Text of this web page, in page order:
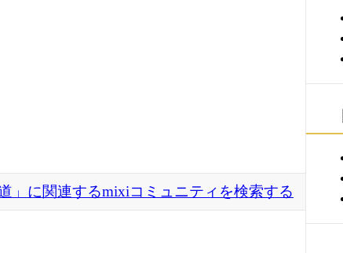
」に関連するmixiコミュニティを検索する